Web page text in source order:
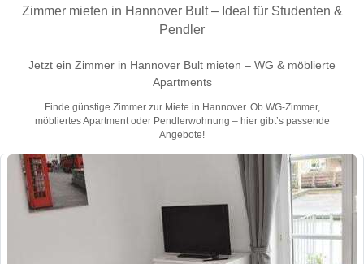
Zimmer mieten in Hannover Bult – Ideal für Studenten &
Pendler
Jetzt ein Zimmer in Hannover Bult mieten – WG & möblierte
Apartments
Finde günstige Zimmer zur Miete in Hannover. Ob WG-Zimmer,
möbliertes Apartment oder Pendlerwohnung – hier gibt’s passende
Angebote!